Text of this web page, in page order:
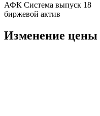
АФК Система выпуск 18
биржевой актив
Изменение цены